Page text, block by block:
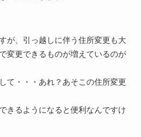
が、引っ越しに伴う住所変更も大
変更できるものが増えているのが
て・・・あれ？あそこの住所変更
きるようになると便利なんですけ